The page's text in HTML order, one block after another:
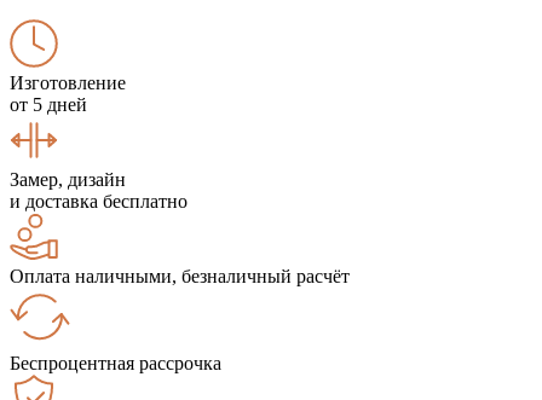
Изготовление
от 5 дней
Замер, дизайн
и доставка бесплатно
Оплата наличными, безналичный расчёт
Беспроцентная рассрочка